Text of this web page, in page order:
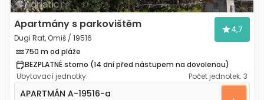
Apartmány s parkovištěm
Dugi Rat, Omiš / 19516
4,7
750 m od pláže
BEZPLATNÉ storno (14 dní před nástupem na dovolenou)
Ubytovací jednotky:
Počet jednotek: 3
Jednopokojový apartmán Dugi Rat, Omiš A-19516-a
APARTMÁN A-19516-a